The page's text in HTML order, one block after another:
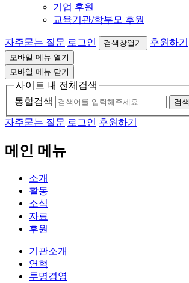
기업 후원
교육기관/학부모 후원
자주묻는 질문 로그인 검색창열기 후원하기
모바일 메뉴 열기
모바일 메뉴 닫기
사이트 내 전체검색
통합검색
검색
자주묻는 질문 로그인 후원하기
메인 메뉴
소개
활동
소식
자료
후원
기관소개
연혁
투명경영